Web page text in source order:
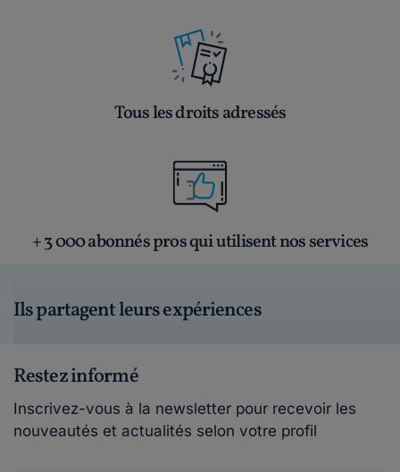
Tous les droits adressés
+ 3 000 abonnés pros qui utilisent nos services
Ils partagent leurs expériences
Restez informé
Inscrivez-vous à la newsletter pour recevoir les
nouveautés et actualités selon votre profil